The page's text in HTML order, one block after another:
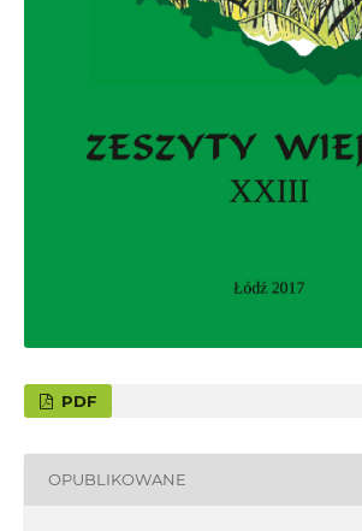
PDF
OPUBLIKOWANE